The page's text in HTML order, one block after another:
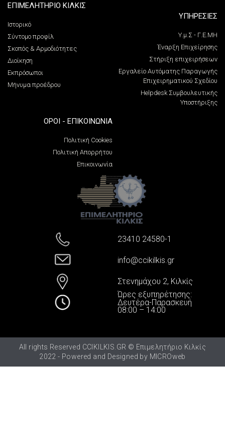
ΕΠΙΜΕΛΗΤΗΡΙΟ ΚΙΛΚΙΣ
Ιστορικό
Σύντομο προφίλ
Σκοπός & Αρμοδιότητες
Διοίκηση
Εκπρόσωποι
Μήνυμα προέδρου
ΥΠΗΡΕΣΙΕΣ
Υ.μ.Σ - Γ.Ε.ΜΗ
Έναρξη Επιχείρησης
Στήριξη επιχειρήσεων
Εργαλείο Αυτόματης Παραγωγής
Επιχειρηματικού Σχεδίου
Helpdesk Συμβουλευτικής
Υποστήριξης
ΌΡΟΙ - ΕΠΙΚΟΙΝΩΝΊΑ
Πολιτική Cookies
Πολιτική Απορρήτου
Επικοινωνία
23410 24580-1
info@ccikilkis.gr
Στενημάχου 2, Κιλκίς
Ώρες εξυπηρέτησης:
Δευτέρα-Παρασκευή
08:00 – 14:00
All rights Reserved CCIKILKIS.GR © Επιμελητήριο Κιλκίς
2022 - Powered and Designed by MICROweb